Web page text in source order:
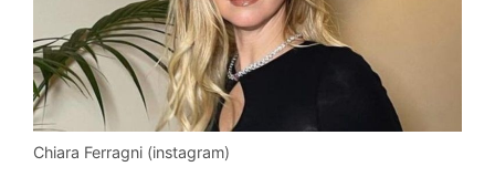
Chiara Ferragni (instagram)